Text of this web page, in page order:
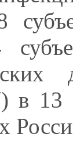
в 13